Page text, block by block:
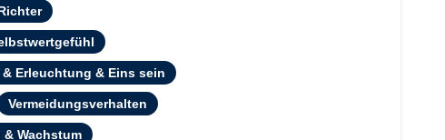
Erleuchtung & Eins sein
Vermeidungsverhalten
Wachstum